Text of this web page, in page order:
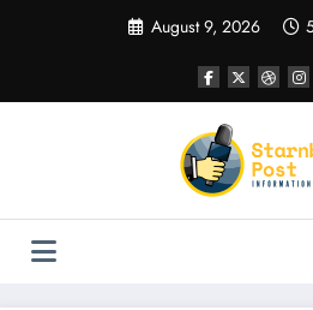
August 9, 2026